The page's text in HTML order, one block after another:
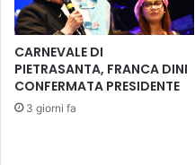
R
A
S
A
N
T
t
r
o
a
L
u
CARNEVALE DI
PIETRASANTA, FRANCA DINI
CONFERMATA PRESIDENTE
3 giorni fa